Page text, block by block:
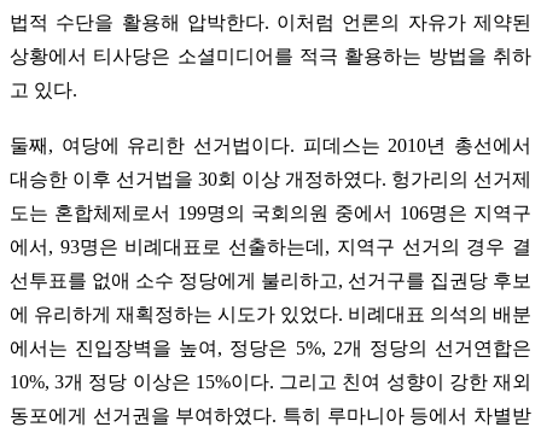
법적 수단을 활용해 압박한다. 이처럼 언론의 자유가 제약된
상황에서 티사당은 소셜미디어를 적극 활용하는 방법을 취하
고 있다.
둘째, 여당에 유리한 선거법이다. 피데스는 2010년 총선에서
대승한 이후 선거법을 30회 이상 개정하였다. 헝가리의 선거제
도는 혼합체제로서 199명의 국회의원 중에서 106명은 지역구
에서, 93명은 비례대표로 선출하는데, 지역구 선거의 경우 결
선투표를 없애 소수 정당에게 불리하고, 선거구를 집권당 후보
에 유리하게 재획정하는 시도가 있었다. 비례대표 의석의 배분
에서는 진입장벽을 높여, 정당은 5%, 2개 정당의 선거연합은
10%, 3개 정당 이상은 15%이다. 그리고 친여 성향이 강한 재외
동포에게 선거권을 부여하였다. 특히 루마니아 등에서 차별받